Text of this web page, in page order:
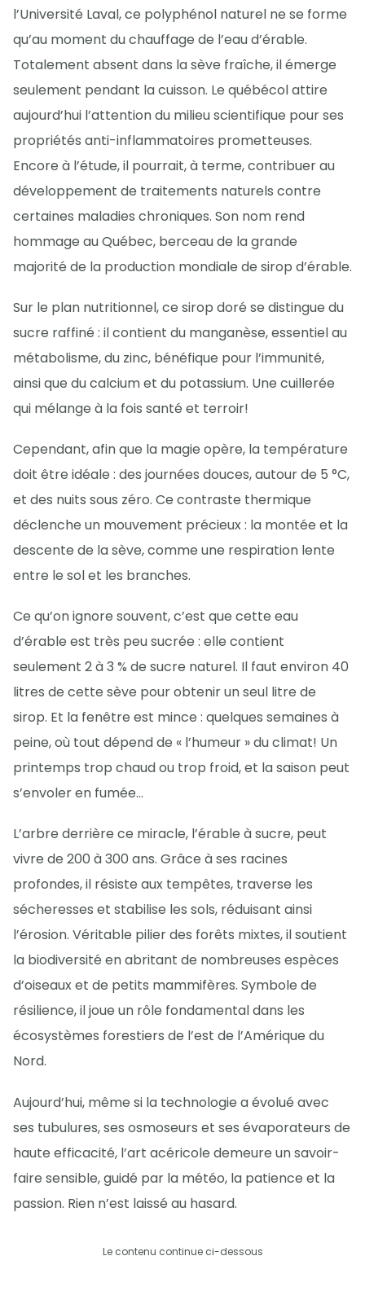
l’Université Laval, ce polyphénol naturel ne se forme
qu’au moment du chauffage de l’eau d’érable.
Totalement absent dans la sève fraîche, il émerge
seulement pendant la cuisson. Le québécol attire
aujourd’hui l’attention du milieu scientifique pour ses
propriétés anti-inflammatoires prometteuses.
Encore à l’étude, il pourrait, à terme, contribuer au
développement de traitements naturels contre
certaines maladies chroniques. Son nom rend
hommage au Québec, berceau de la grande
majorité de la production mondiale de sirop d’érable.
Sur le plan nutritionnel, ce sirop doré se distingue du
sucre raffiné : il contient du manganèse, essentiel au
métabolisme, du zinc, bénéfique pour l’immunité,
ainsi que du calcium et du potassium. Une cuillerée
qui mélange à la fois santé et terroir!
Cependant, afin que la magie opère, la température
doit être idéale : des journées douces, autour de 5 °C,
et des nuits sous zéro. Ce contraste thermique
déclenche un mouvement précieux : la montée et la
descente de la sève, comme une respiration lente
entre le sol et les branches.
Ce qu’on ignore souvent, c’est que cette eau
d’érable est très peu sucrée : elle contient
seulement 2 à 3 % de sucre naturel. Il faut environ 40
litres de cette sève pour obtenir un seul litre de
sirop. Et la fenêtre est mince : quelques semaines à
peine, où tout dépend de « l’humeur » du climat! Un
printemps trop chaud ou trop froid, et la saison peut
s’envoler en fumée…
L’arbre derrière ce miracle, l’érable à sucre, peut
vivre de 200 à 300 ans. Grâce à ses racines
profondes, il résiste aux tempêtes, traverse les
sécheresses et stabilise les sols, réduisant ainsi
l’érosion. Véritable pilier des forêts mixtes, il soutient
la biodiversité en abritant de nombreuses espèces
d’oiseaux et de petits mammifères. Symbole de
résilience, il joue un rôle fondamental dans les
écosystèmes forestiers de l’est de l’Amérique du
Nord.
Aujourd’hui, même si la technologie a évolué avec
ses tubulures, ses osmoseurs et ses évaporateurs de
haute efficacité, l’art acéricole demeure un savoir-
faire sensible, guidé par la météo, la patience et la
passion. Rien n’est laissé au hasard.
Le contenu continue ci-dessous